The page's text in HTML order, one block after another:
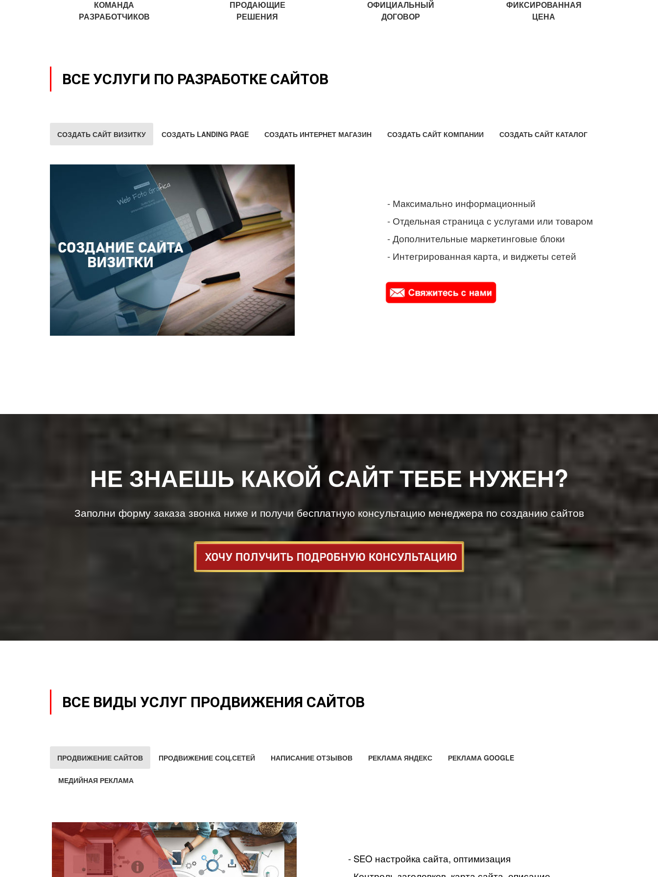
КОМАНДА
РАЗРАБОТЧИКОВ
ПРОДАЮЩИЕ
РЕШЕНИЯ
ОФИЦИАЛЬНЫЙ
ДОГОВОР
ФИКСИРОВАННАЯ
ЦЕНА
ВСЕ УСЛУГИ ПО РАЗРАБОТКЕ САЙТОВ
СОЗДАТЬ САЙТ ВИЗИТКУ СОЗДАТЬ LANDING PAGE СОЗДАТЬ ИНТЕРНЕТ МАГАЗИН СОЗДАТЬ САЙТ КОМПАНИИ СОЗДАТЬ САЙТ КАТАЛОГ
- Максимально информационный
- Отдельная страница с услугами или товаром
- Дополнительные маркетинговые блоки
- Интегрированная карта, и виджеты сетей
НЕ ЗНАЕШЬ КАКОЙ САЙТ ТЕБЕ НУЖЕН?
Заполни форму заказа звонка ниже и получи бесплатную консультацию менеджера по созданию сайтов
ВСЕ ВИДЫ УСЛУГ ПРОДВИЖЕНИЯ САЙТОВ
ПРОДВИЖЕНИЕ САЙТОВ ПРОДВИЖЕНИЕ СОЦ.СЕТЕЙ НАПИСАНИЕ ОТЗЫВОВ РЕКЛАМА ЯНДЕКС РЕКЛАМА GOOGLE
МЕДИЙНАЯ РЕКЛАМА
- SEO настройка сайта, оптимизация